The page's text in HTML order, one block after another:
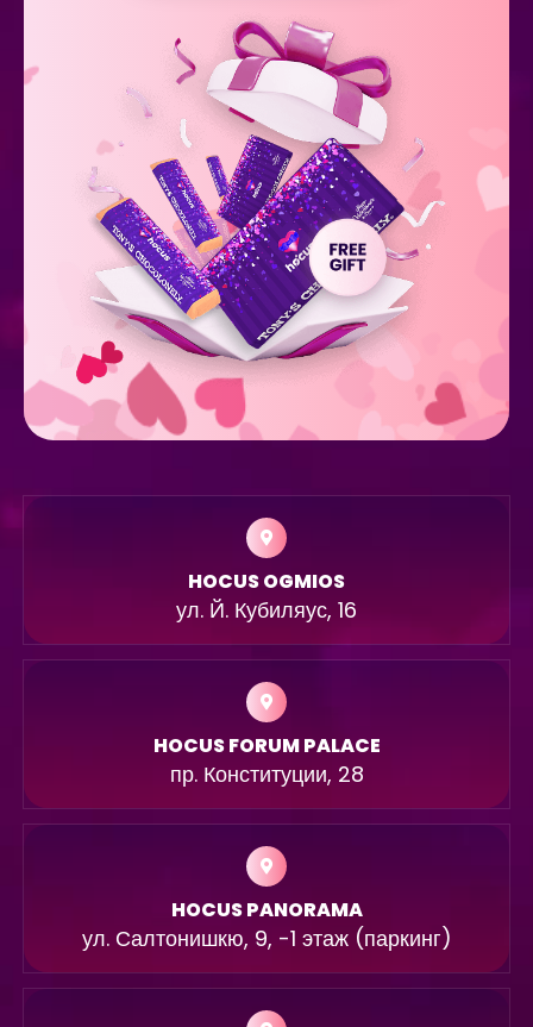
HOCUS OGMIOS
ул. Й. Кубиляус, 16
HOCUS FORUM PALACE
пр. Конституции, 28
HOCUS PANORAMA
ул. Салтонишкю, 9, -1 этаж (паркинг)